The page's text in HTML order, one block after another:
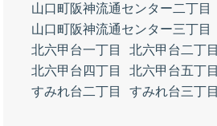
山口町阪神流通センター二丁目
山口町阪神流通センター三丁目
北六甲台一丁目
北六甲台二丁目
北六甲台四丁目
北六甲台五丁目
すみれ台二丁目
すみれ台三丁目